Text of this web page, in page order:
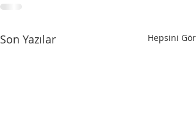
Son Yazılar Hepsini Gör